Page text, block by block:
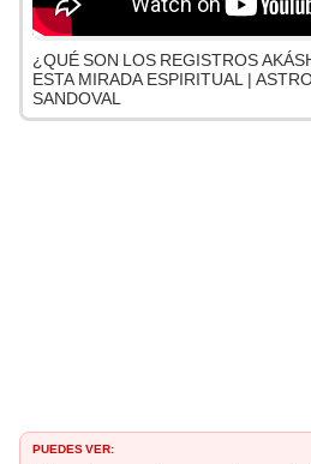
¿QUÉ SON LOS REGISTROS
ESTA MIRADA ESPIRITUAL |
SANDOVAL
PUEDES VER: